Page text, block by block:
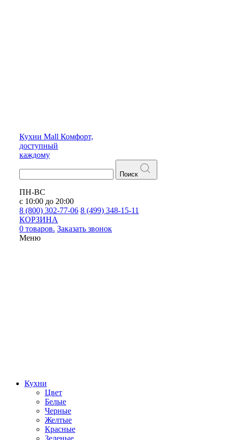
Кухни Mall Комфорт,
доступный
каждому
Поиск
ПН-ВС
с 10:00 до 20:00
8 (800) 302-77-06 8 (499) 348-15-11
КОРЗИНА
0 товаров. Заказать звонок
Меню
Кухни
Цвет
Белые
Черные
Желтые
Красные
Зеленые